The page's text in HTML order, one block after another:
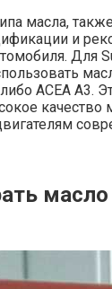
масла,
и
Для
ACEA A3.
качество
масло